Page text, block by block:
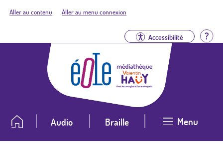
Aller au contenu Aller au menu connexion
Accessibilité
Audio Braille Menu